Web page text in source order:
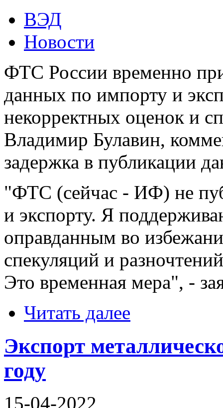
ВЭД
Новости
ФТС России временно
данных по импорту и
некорректных оценок и
Владимир Булавин,
задержка в публикации
"ФТС (сейчас - ИФ) не
и экспорту. Я
оправданным во
спекуляций и
Это временная мера", -
Читать далее
Экспорт
году
15-04-2022